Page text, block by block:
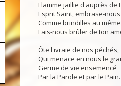
Flamme jaillie d'auprès de
Esprit Saint, embrase-nous
Comme brindilles au
Fais-nous brûler de ton
Ôte l'ivraie de nos péchés,
Qui menace en nous le
Germe de vie ensemencé
Par la Parole et par le Pain.